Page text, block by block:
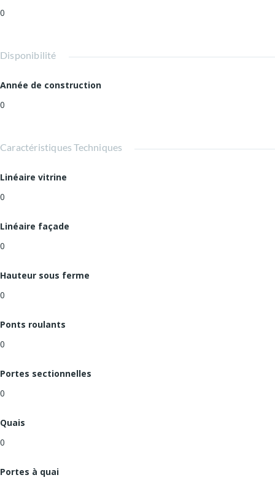
0
Disponibilité
Année de construction
0
Caractéristiques Techniques
Linéaire vitrine
0
Linéaire façade
0
Hauteur sous ferme
0
Ponts roulants
0
Portes sectionnelles
0
Quais
0
Portes à quai